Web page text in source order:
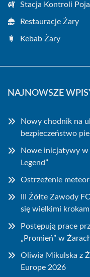
Stacja Kontroli
Restauracje Żary
Kebab Żary
NAJNOWSZE
Nowy chodnik na
bezpieczeństwo
Nowe inicjatywy w
Legend”
Ostrzeżenie
III Żółte Zawody
się wielkimi
Postępują prace
„Promień” w
Oliwia Mikulska z
Europe 2026